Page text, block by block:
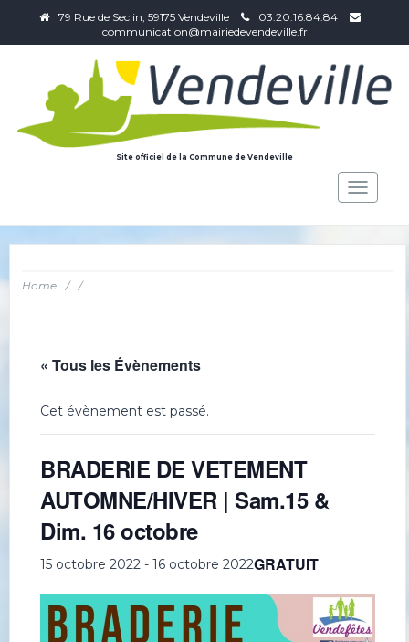
79 Rue de Seclin, 59175 Vendeville
03.20.16.84.84
communication@mairiedevendeville.fr
Site officiel de la Commune de Vendeville
Toggle
Home / /
« Tous les Évènements
Cet évènement est passé.
BRADERIE DE VETEMENT
AUTOMNE/HIVER | Sam.15 &
Dim. 16 octobre
15 octobre 2022 -16 octobre 2022GRATUIT